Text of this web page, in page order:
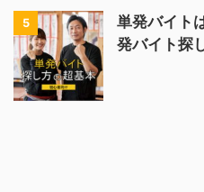
5
単発バイト
発バイト探